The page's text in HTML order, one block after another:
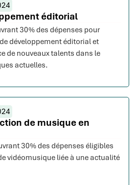
éditorial
30% des dépenses pour
développement éditorial et
de nouveaux talents dans le
actuelles.
de musique en
30% des dépenses éligibles
vidéomusique liée à une actualité